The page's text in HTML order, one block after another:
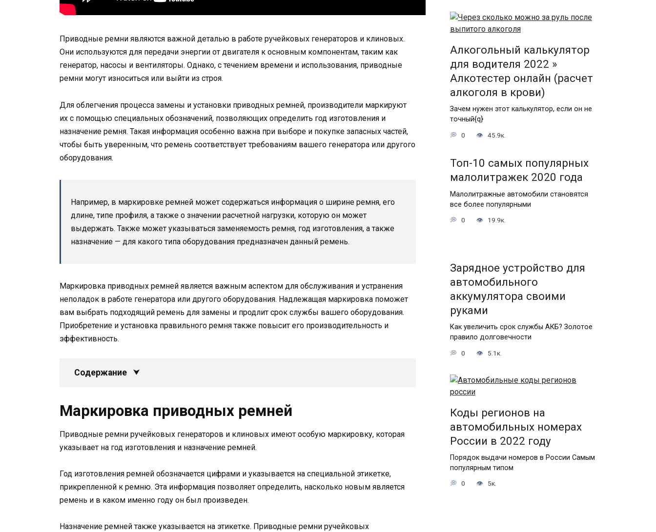
Приводные ремни являются важной деталью в работе ручейковых генераторов и клиновых.
Они используются для передачи энергии от двигателя к основным компонентам, таким как
генератор, насосы и вентиляторы. Однако, с течением времени и использования, приводные
ремни могут износиться или выйти из строя.
Для облегчения процесса замены и установки приводных ремней, производители маркируют
их с помощью специальных обозначений, позволяющих определить год изготовления и
назначение ремня. Такая информация особенно важна при выборе и покупке запасных частей,
чтобы быть уверенным, что ремень соответствует требованиям вашего генератора или другого
оборудования.
Например, в маркировке ремней может содержаться информация о ширине ремня, его
длине, типе профиля, а также о значении расчетной нагрузки, которую он может
выдержать. Также может указываться заменяемость ремня, год изготовления, а также
назначение — для какого типа оборудования предназначен данный ремень.
Маркировка приводных ремней является важным аспектом для обслуживания и устранения
неполадок в работе генератора или другого оборудования. Надлежащая маркировка поможет
вам выбрать подходящий ремень для замены и продлит срок службы вашего оборудования.
Приобретение и установка правильного ремня также повысит его производительность и
эффективность.
Содержание
Маркировка приводных ремней
Приводные ремни ручейковых генераторов и клиновых имеют особую маркировку, которая
указывает на год изготовления и назначение ремней.
Год изготовления ремней обозначается цифрами и указывается на специальной этикетке,
прикрепленной к ремню. Эта информация позволяет определить, насколько новым является
ремень и в каком именно году он был произведен.
Назначение ремней также указывается на этикетке. Приводные ремни ручейковых
Алкогольный калькулятор
для водителя 2022 »
Алкотестер онлайн (расчет
алкоголя в крови)
Зачем нужен этот калькулятор, если он не
точный{q}
0 45.9к.
Топ-10 самых популярных
малолитражек 2020 года
Малолитражные автомобили становятся
все более популярными
0 19.9к.
Зарядное устройство для
автомобильного
аккумулятора своими
руками
Как увеличить срок службы АКБ? Золотое
правило долговечности
0 5.1к.
Коды регионов на
автомобильных номерах
России в 2022 году
Порядок выдачи номеров в России Самым
популярным типом
0 5к.